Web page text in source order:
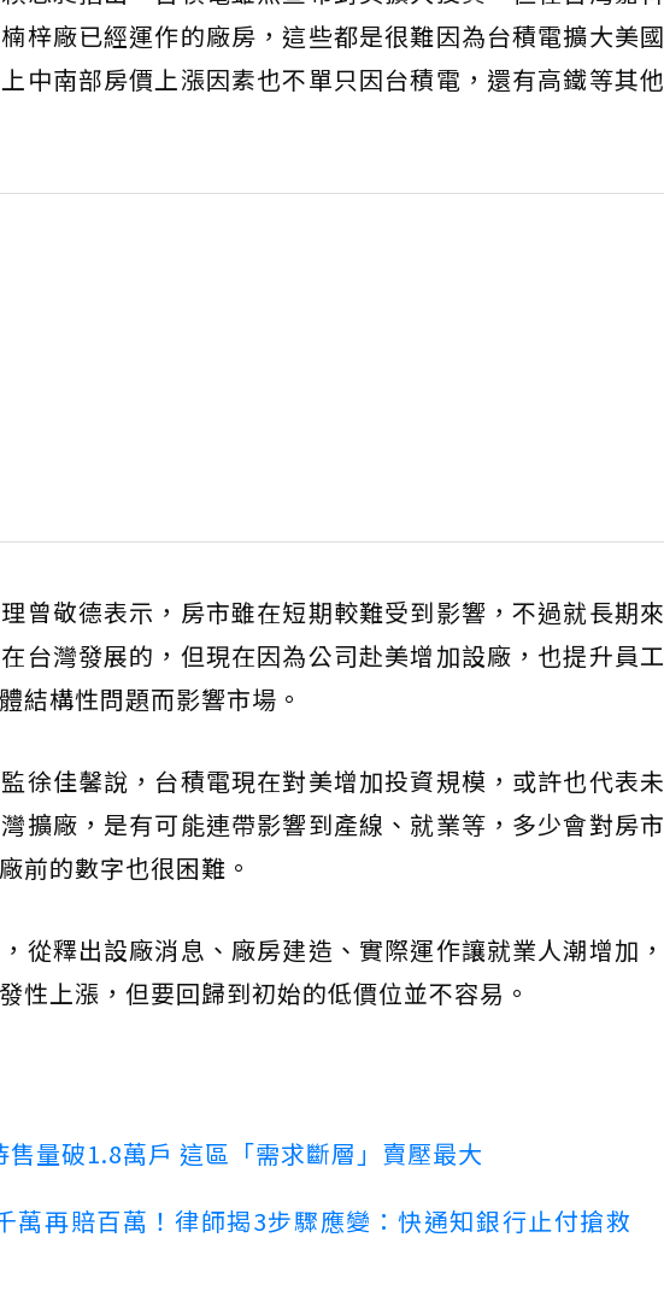
梓廠已經運作的廠房，這些都是很難因為台積電擴大美國
中南部房價上漲因素也不單只因台積電，還有高鐵等其他
曾敬德表示，房市雖在短期較難受到影響，不過就長期來
台灣發展的，但現在因為公司赴美增加設廠，也提升員工
結構性問題而影響市場。
徐佳馨說，台積電現在對美增加投資規模，或許也代表未
擴廠，是有可能連帶影響到產線、就業等，多少會對房市
前的數字也很困難。
從釋出設廠消息、廠房建造、實際運作讓就業人潮增加，
性上漲，但要回歸到初始的低價位並不容易。
量破1.8萬戶 這區「需求斷層」賣壓最大
萬再賠百萬！律師揭3步驟應變：快通知銀行止付搶救